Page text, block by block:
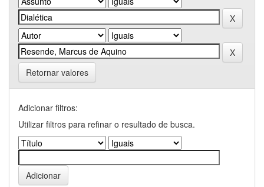
Retornar valores
Adicionar filtros:
Utilizar filtros para refinar o resultado de busca.